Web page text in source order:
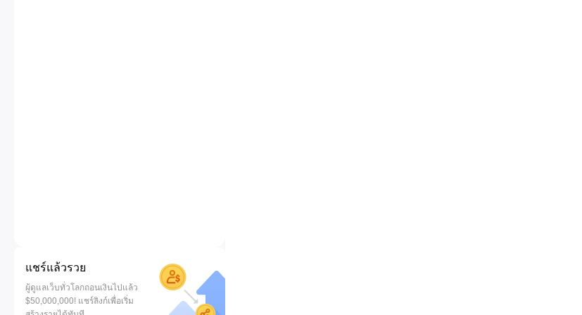
แชร์แล้วรวย
ผู้ดูแลเว็บทั่วโลกถอนเงินไปแล้ว
$50,000,000! แชร์ลิงก์เพื่อเริ่ม